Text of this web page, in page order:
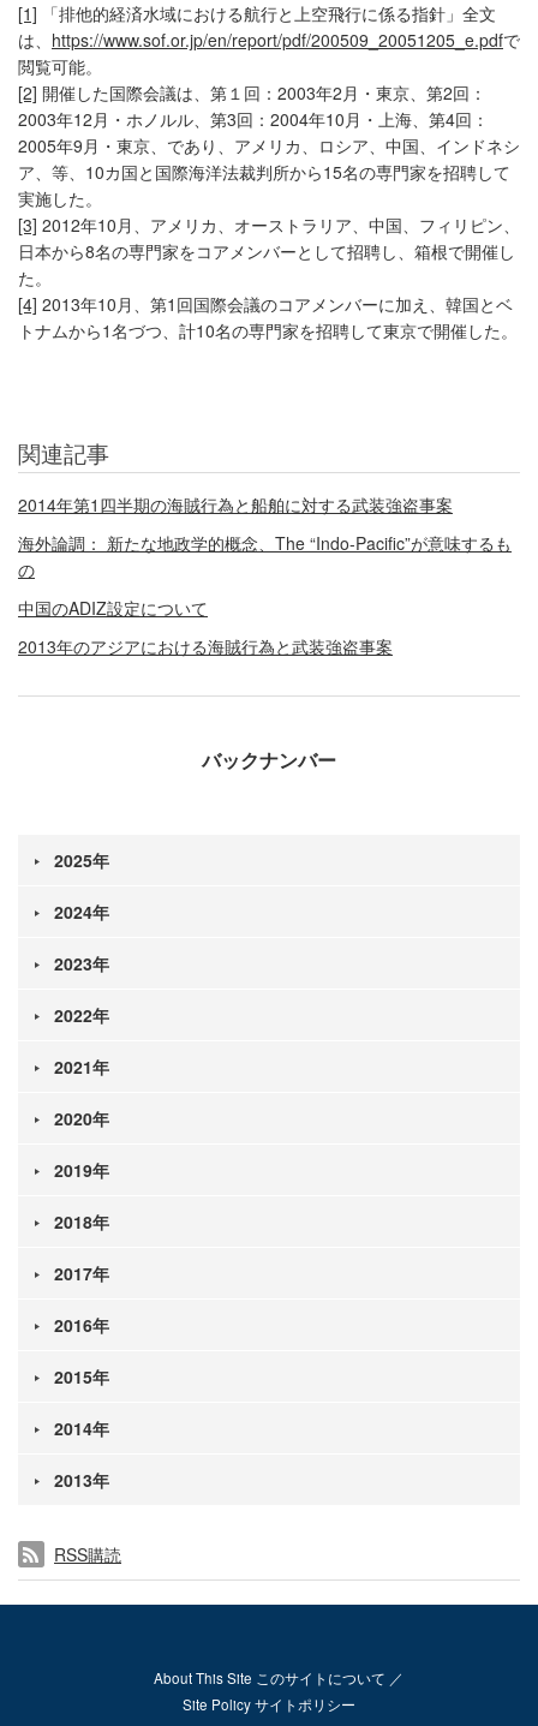
[1] 「排他的経済水域における航行と上空飛行に係る指針」全文
は、 https://www.sof.or.jp/en/report/pdf/200509_20051205_e.pdfで
閲覧可能。
[2] 開催した国際会議は、第１回：2003年2月・東京、第2回：
2003年12月・ホノルル、第3回：2004年10月・上海、第4回：
2005年9月・東京、であり、アメリカ、ロシア、中国、インドネシ
ア、等、10カ国と国際海洋法裁判所から15名の専門家を招聘して
実施した。
[3] 2012年10月、アメリカ、オーストラリア、中国、フィリピン、
日本から8名の専門家をコアメンバーとして招聘し、箱根で開催し
た。
[4] 2013年10月、第1回国際会議のコアメンバーに加え、韓国とベ
トナムから1名づつ、計10名の専門家を招聘して東京で開催した。
関連記事
2014年第1四半期の海賊行為と船舶に対する武装強盗事案
海外論調： 新たな地政学的概念、The “Indo-Pacific”が意味するも
の
中国のADIZ設定について
2013年のアジアにおける海賊行為と武装強盗事案
バックナンバー
2025年
2024年
2023年
2022年
2021年
2020年
2019年
2018年
2017年
2016年
2015年
2014年
2013年
RSS購読
About This Site このサイトについて
Site Policy サイトポリシー